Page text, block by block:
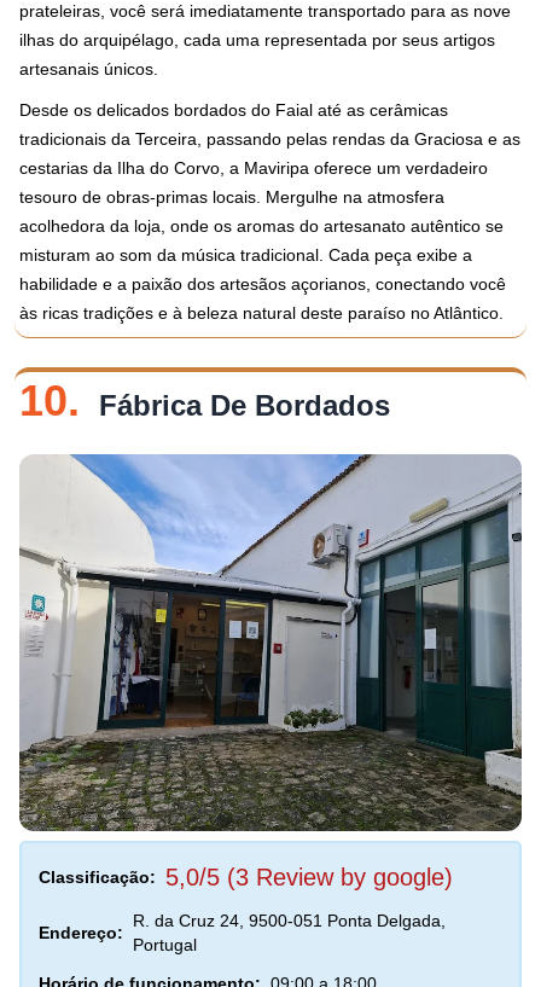
prateleiras, você será imediatamente transportado para as nove
ilhas do arquipélago, cada uma representada por seus artigos
artesanais únicos.
Desde os delicados bordados do Faial até as cerâmicas
tradicionais da Terceira, passando pelas rendas da Graciosa e as
cestarias da Ilha do Corvo, a Maviripa oferece um verdadeiro
tesouro de obras-primas locais. Mergulhe na atmosfera
acolhedora da loja, onde os aromas do artesanato autêntico se
misturam ao som da música tradicional. Cada peça exibe a
habilidade e a paixão dos artesãos açorianos, conectando você
às ricas tradições e à beleza natural deste paraíso no Atlântico.
10. Fábrica De Bordados
Classificação: 5,0/5 (3 Review by google)
Endereço:
R. da Cruz 24, 9500-051 Ponta Delgada,
Portugal